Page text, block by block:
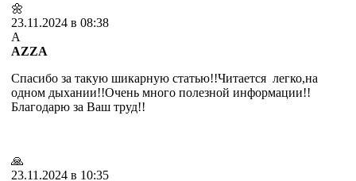
🌼
23.11.2024 в 08:38
A
AZZA
Спасибо за такую шикарную статью!!Читается легко,на
одном дыхании!!Очень много полезной информации!!
Благодарю за Ваш труд!!
🙏
23.11.2024 в 10:35